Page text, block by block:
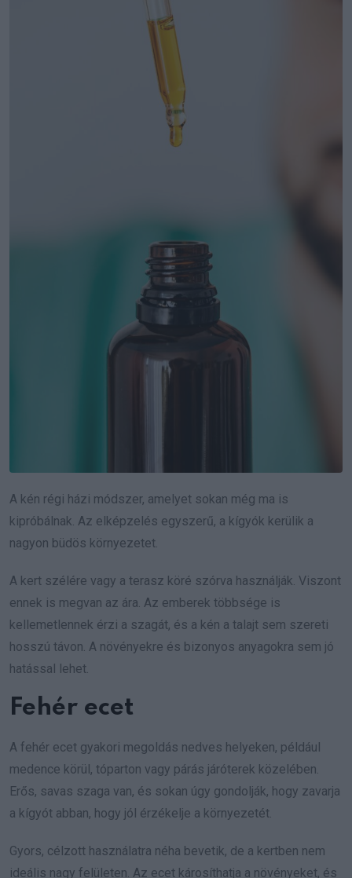
A kén régi házi módszer, amelyet sokan még ma is
kipróbálnak. Az elképzelés egyszerű, a kígyók kerülik a
nagyon büdös környezetet.
A kert szélére vagy a terasz köré szórva használják. Viszont
ennek is megvan az ára. Az emberek többsége is
kellemetlennek érzi a szagát, és a kén a talajt sem szereti
hosszú távon. A növényekre és bizonyos anyagokra sem jó
hatással lehet.
Fehér ecet
A fehér ecet gyakori megoldás nedves helyeken, például
medence körül, tóparton vagy párás járóterek közelében.
Erős, savas szaga van, és sokan úgy gondolják, hogy zavarja
a kígyót abban, hogy jól érzékelje a környezetét.
Gyors, célzott használatra néha bevetik, de a kertben nem
ideális nagy felületen. Az ecet károsíthatja a növényeket, és